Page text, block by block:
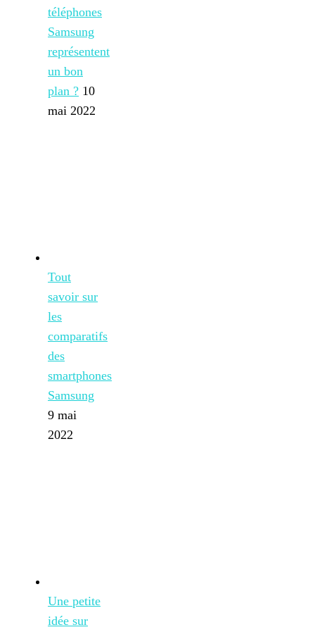
téléphones
Samsung
représentent
un bon
plan ? 10
mai 2022
Tout
savoir sur
les
comparatifs
des
smartphones
Samsung
9 mai
2022
Une petite
idée sur